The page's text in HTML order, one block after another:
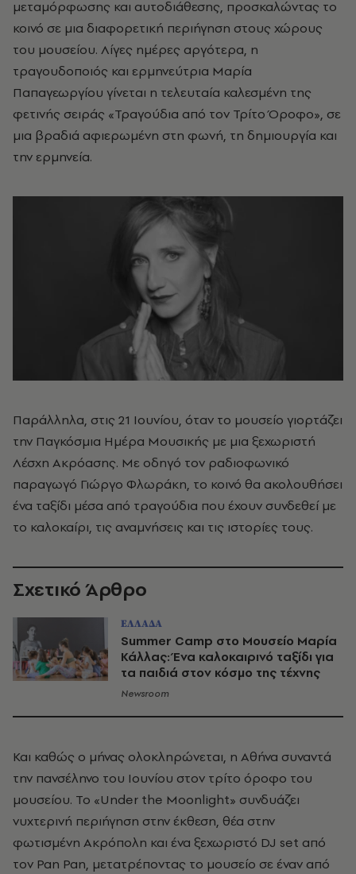
μεταμόρφωσης και αυτοδιάθεσης, προσκαλώντας το
κοινό σε μια διαφορετική περιήγηση στους χώρους
του μουσείου. Λίγες ημέρες αργότερα, η
τραγουδοποιός και ερμηνεύτρια Μαρία
Παπαγεωργίου γίνεται η τελευταία καλεσμένη της
φετινής σειράς «Τραγούδια από τον Τρίτο Όροφο», σε
μια βραδιά αφιερωμένη στη φωνή, τη δημιουργία και
την ερμηνεία.
Παράλληλα, στις 21 Ιουνίου, όταν το μουσείο γιορτάζει
την Παγκόσμια Ημέρα Μουσικής με μια ξεχωριστή
Λέσχη Ακρόασης. Με οδηγό τον ραδιοφωνικό
παραγωγό Γιώργο Φλωράκη, το κοινό θα ακολουθήσει
ένα ταξίδι μέσα από τραγούδια που έχουν συνδεθεί με
το καλοκαίρι, τις αναμνήσεις και τις ιστορίες τους.
Σχετικό Άρθρο
ΕΛΛΑΔΑ
Summer Camp στο Μουσείο Μαρία
Κάλλας: Ένα καλοκαιρινό ταξίδι για
τα παιδιά στον κόσμο της τέχνης
Newsroom
Και καθώς ο μήνας ολοκληρώνεται, η Αθήνα συναντά
την πανσέληνο του Ιουνίου στον τρίτο όροφο του
μουσείου. Το «Under the Moonlight» συνδυάζει
νυχτερινή περιήγηση στην έκθεση, θέα στην
φωτισμένη Ακρόπολη και ένα ξεχωριστό DJ set από
τον Pan Pan, μετατρέποντας το μουσείο σε έναν από